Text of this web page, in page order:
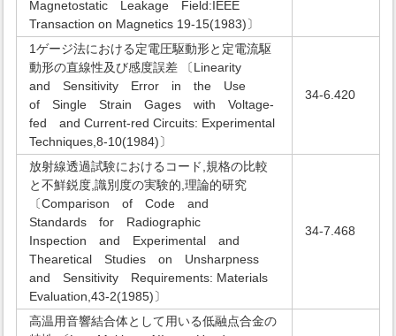
Magnetostatic Leakage Field:IEEE
Transaction on Magnetics 19-15(1983)〕
1ゲージ法における定電圧駆動形と定電流駆
動形の直線性及び感度誤差 〔Linearity
and Sensitivity Error in the Use
of Single Strain Gages with Voltage-
fed and Current-red Circuits: Experimental
Techniques,8-10(1984)〕
34-6.420
放射線透過試験におけるコード,規格の比較
と不鮮鋭度,識別度の実験的,理論的研究
〔Comparison of Code and
Standards for Radiographic
Inspection and Experimental and
Thearetical Studies on Unsharpness
and Sensitivity Requirements: Materials
Evaluation,43-2(1985)〕
34-7.468
高温用音響結合体として用いる低融点合金の